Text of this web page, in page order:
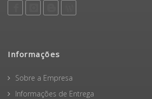
Informações
Sobre a Empresa
Informações de Entrega